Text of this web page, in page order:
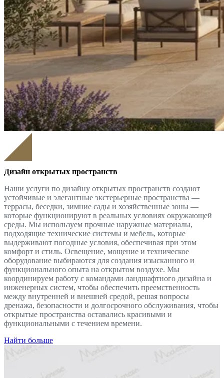
Дизайн открытых пространств
Наши услуги по дизайну открытых пространств создают
устойчивые и элегантные экстерьерные пространства —
террасы, беседки, зимние сады и хозяйственные зоны —
которые функционируют в реальных условиях окружающей
среды. Мы используем прочные наружные материалы,
подходящие технические системы и мебель, которые
выдерживают погодные условия, обеспечивая при этом
комфорт и стиль. Освещение, мощение и техническое
оборудование выбираются для создания изысканного и
функционального опыта на открытом воздухе. Мы
координируем работу с командами ландшафтного дизайна и
инженерных систем, чтобы обеспечить преемственность
между внутренней и внешней средой, решая вопросы
дренажа, безопасности и долгосрочного обслуживания, чтобы
открытые пространства оставались красивыми и
функциональными с течением времени.
Найти больше